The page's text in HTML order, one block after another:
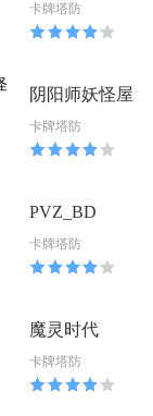
Spire)
卡牌塔防
阴阳师妖怪屋
卡牌塔防
PVZ_BD
卡牌塔防
魔灵时代
卡牌塔防